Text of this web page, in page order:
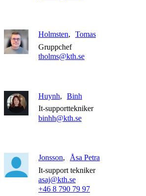
Holmsten
Tomas
Gruppchef
tholms@kth.se
Huynh
Binh
It-supporttekniker
binhh@kth.se
Jonsson
Åsa Petra
It-support tekniker
asaj@kth.se
+46 8 790 79 97